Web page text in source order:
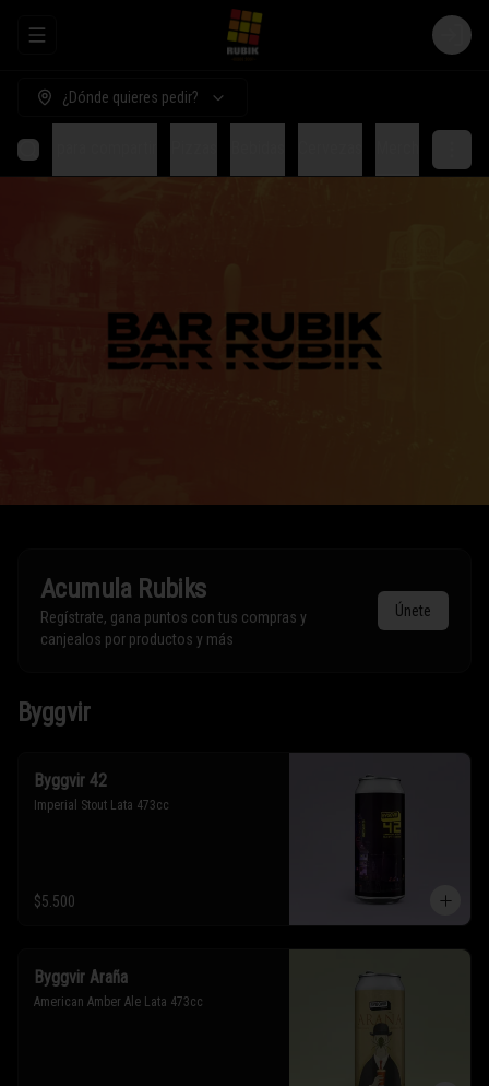
Abrir menu de navegación Login
¿Dónde quieres pedir?
Comida para compartir
Acumula Rubiks
Regístrate, gana puntos con tus compras y
canjealos por productos y más
Únete
Byggvir
Byggvir 42
Imperial Stout Lata 473cc
$5.500
Byggvir Araña
American Amber Ale Lata 473cc